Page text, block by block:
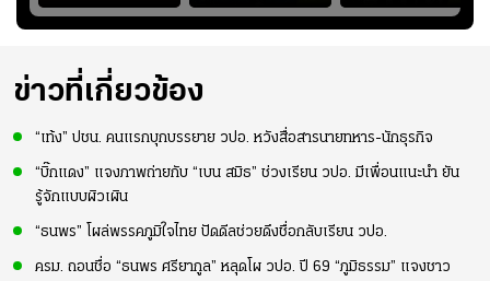
เสิรมอาวุธหนัก
อย่างต่อเนื่อง พร้อม
พยายามลงสนามให้
ความมั่นใจ
แท็กติกบีจี แฮปปี้
สุดๆ กับการเยือนไทย
ข่าวที่เกี่ยวข้อง
“เท้ง” ปชน. คนแรกบุกบรรยาย วปอ. หวังสื่อสารนายทหาร-นักธุรกิจ
“บิ๊กแดง” แจงภาพถ่ายกับ “เบน สมิธ” ช่วงเรียน วปอ. มีเพื่อนแนะนำ ยัน
รู้จักแบบผิวเผิน
“ธนพร” โผล่พรรคภูมิใจไทย ปัดดีลช่วยดึงชื่อกลับเรียน วปอ.
ครม. ถอนชื่อ “ธนพร ศรียากูล” หลุดโผ วปอ. ปี 69 “ภูมิธรรม” แจงชาว